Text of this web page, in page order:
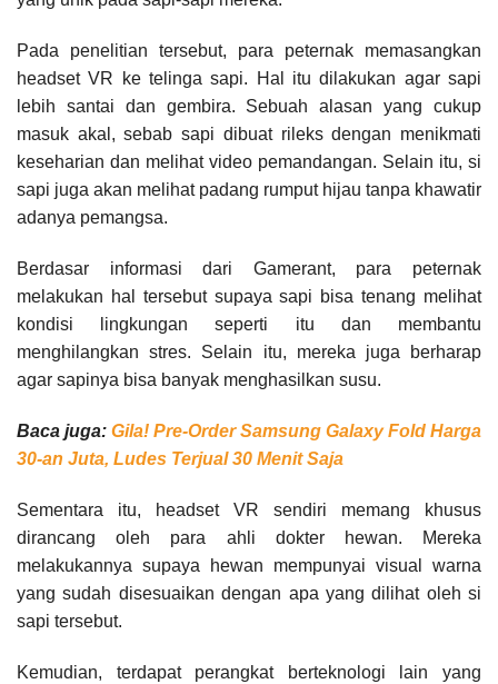
Pada penelitian tersebut, para peternak memasangkan
headset VR ke telinga sapi. Hal itu dilakukan agar sapi
lebih santai dan gembira. Sebuah alasan yang cukup
masuk akal, sebab sapi dibuat rileks dengan menikmati
keseharian dan melihat video pemandangan. Selain itu, si
sapi juga akan melihat padang rumput hijau tanpa khawatir
adanya pemangsa.
Berdasar informasi dari Gamerant, para peternak
melakukan hal tersebut supaya sapi bisa tenang melihat
kondisi lingkungan seperti itu dan membantu
menghilangkan stres. Selain itu, mereka juga berharap
agar sapinya bisa banyak menghasilkan susu.
Baca juga: Gila! Pre-Order Samsung Galaxy Fold Harga
30-an Juta, Ludes Terjual 30 Menit Saja
Sementara itu, headset VR sendiri memang khusus
dirancang oleh para ahli dokter hewan. Mereka
melakukannya supaya hewan mempunyai visual warna
yang sudah disesuaikan dengan apa yang dilihat oleh si
sapi tersebut.
Kemudian, terdapat perangkat berteknologi lain yang